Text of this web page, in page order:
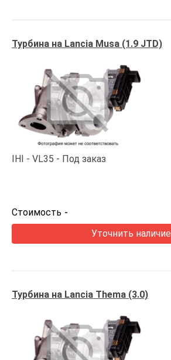
Турбина на Lancia Musa (1.9 JTD)
IHI VL35 Под заказ
Стоимость -
Уточнить наличие
Турбина на Lancia Thema (3.0)